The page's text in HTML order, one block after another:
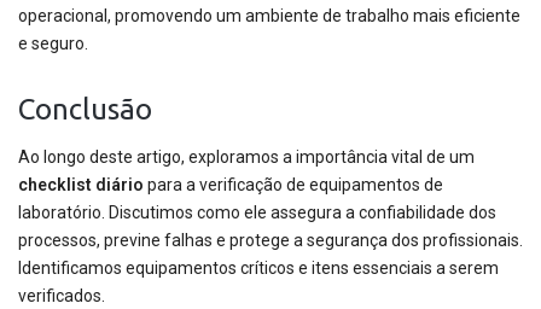
operacional, promovendo um ambiente de trabalho mais eficiente
e seguro.
Conclusão
Ao longo deste artigo, exploramos a importância vital de um
checklist diário para a verificação de equipamentos de
laboratório. Discutimos como ele assegura a confiabilidade dos
processos, previne falhas e protege a segurança dos profissionais.
Identificamos equipamentos críticos e itens essenciais a serem
verificados.